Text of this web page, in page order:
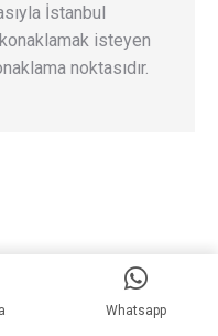
İstanbul
isteyen
noktasıdır.
Whatsapp